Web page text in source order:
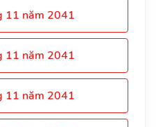
11 năm 2041
11 năm 2041
11 năm 2041